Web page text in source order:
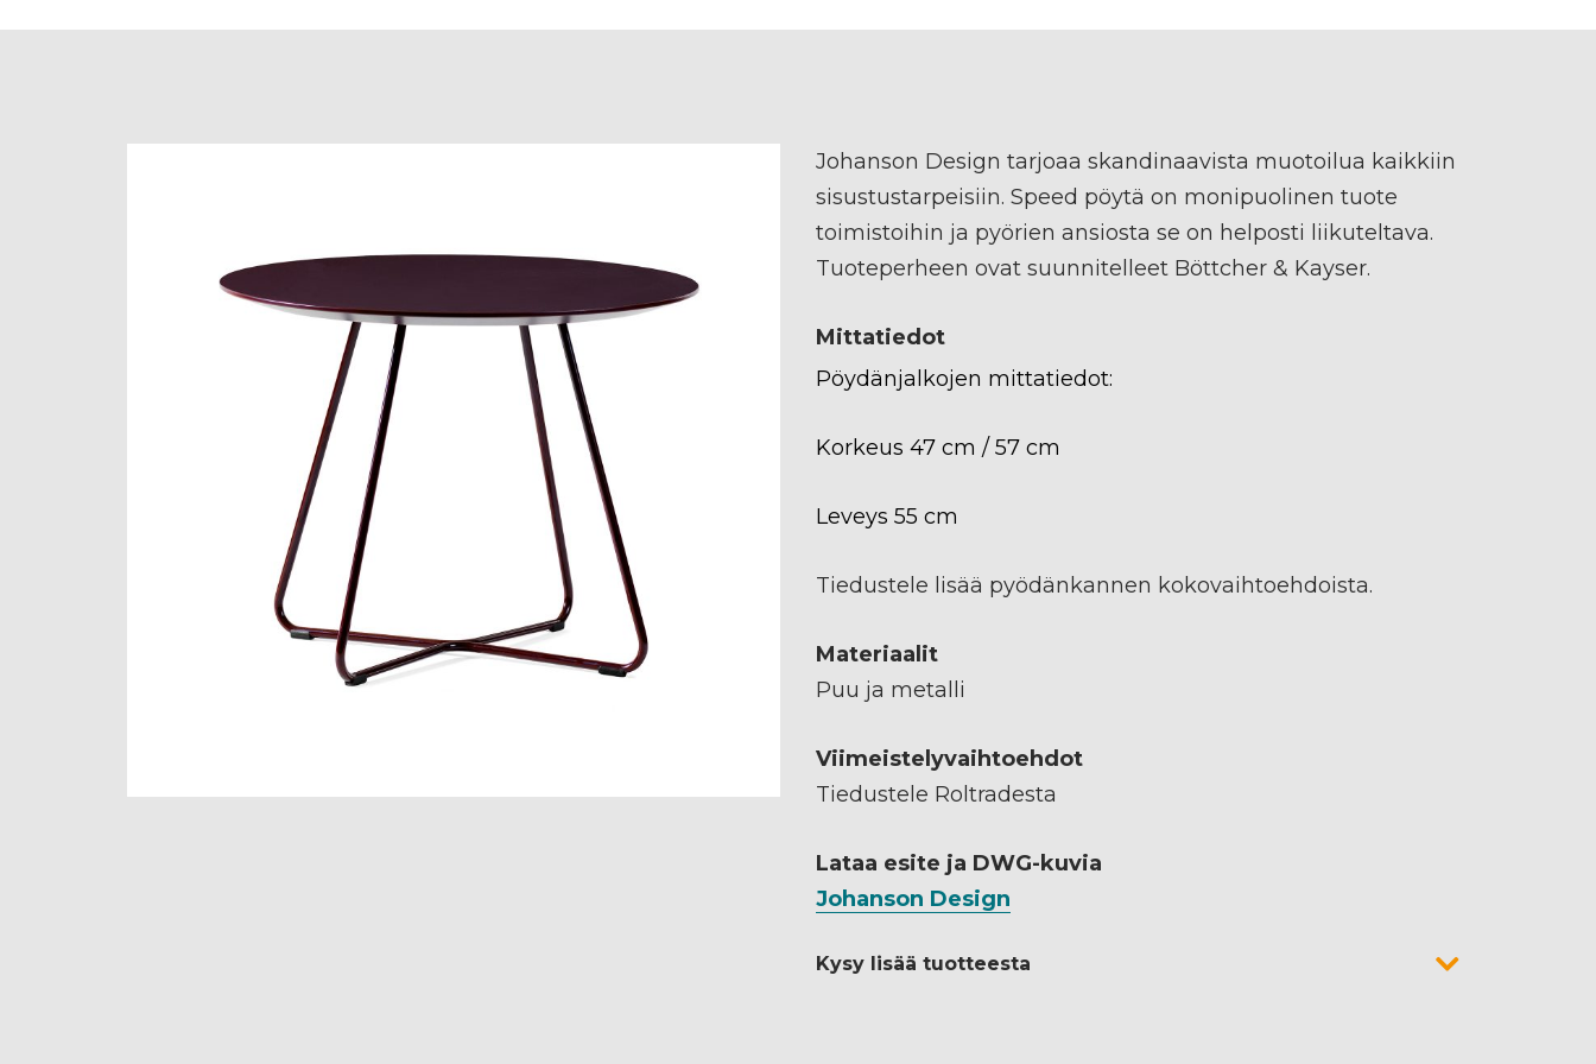
Johanson Design tarjoaa skandinaavista muotoilua kaikkiin
sisustustarpeisiin. Speed pöytä on monipuolinen tuote
toimistoihin ja pyörien ansiosta se on helposti liikuteltava.
Tuoteperheen ovat suunnitelleet Böttcher & Kayser.
Mittatiedot
Pöydänjalkojen mittatiedot:
Korkeus 47 cm / 57 cm
Leveys 55 cm
Tiedustele lisää pyödänkannen kokovaihtoehdoista.
Materiaalit
Puu ja metalli
Viimeistelyvaihtoehdot
Tiedustele Roltradesta
Lataa esite ja DWG-kuvia
Johanson Design
Kysy lisää tuotteesta